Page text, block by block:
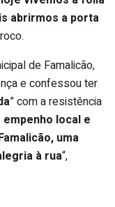
abrirmos a porta
de Famalicão,
e confessou ter
” com a resistência
local e
uma
à rua“,